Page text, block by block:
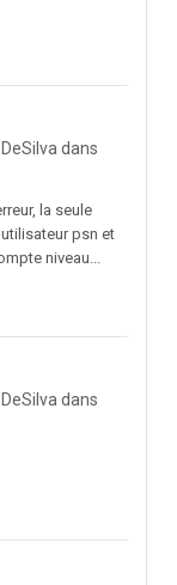
dans
la seule
psn et
niveau...
dans